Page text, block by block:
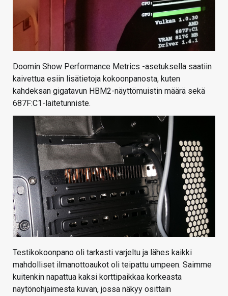
Doomin Show Performance Metrics -asetuksella saatiin
kaivettua esiin lisätietoja kokoonpanosta, kuten
kahdeksan gigatavun HBM2-näyttömuistin määrä sekä
687F:C1-laitetunniste.
Testikokoonpano oli tarkasti varjeltu ja lähes kaikki
mahdolliset ilmanottoaukot oli teipattu umpeen. Saimme
kuitenkin napattua kaksi korttipaikkaa korkeasta
näytönohjaimesta kuvan, jossa näkyy osittain